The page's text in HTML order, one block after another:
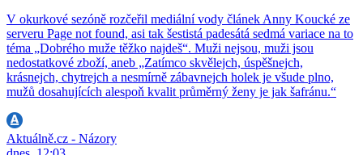
V okurkové sezóně rozčeřil mediální vody článek Anny Koucké ze
serveru Page not found, asi tak šestistá padesátá sedmá variace na to
téma „Dobrého muže těžko najdeš“. Muži nejsou, muži jsou
nedostatkové zboží, aneb „Zatímco skvělejch, úspěšnejch,
krásnejch, chytrejch a nesmírně zábavnejch holek je všude plno,
mužů dosahujících alespoň kvalit průměrný ženy je jak šafránu.“
Aktuálně.cz - Názory